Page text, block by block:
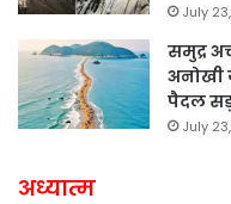
July
समुद्र
अनोखी
पैदल
July
अध्यात्म